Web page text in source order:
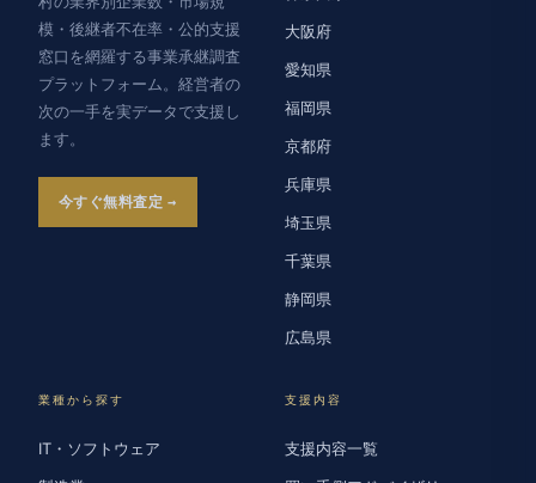
模・後継者不在率・公的支援
窓口を網羅する事業承継調査
プラットフォーム。経営者の
次の一手を実データで支援し
ます。
今すぐ無料査定
大阪府
愛知県
福岡県
京都府
兵庫県
埼玉県
千葉県
静岡県
広島県
業種から探す
IT・ソフトウェア
支援内容
支援内容一覧